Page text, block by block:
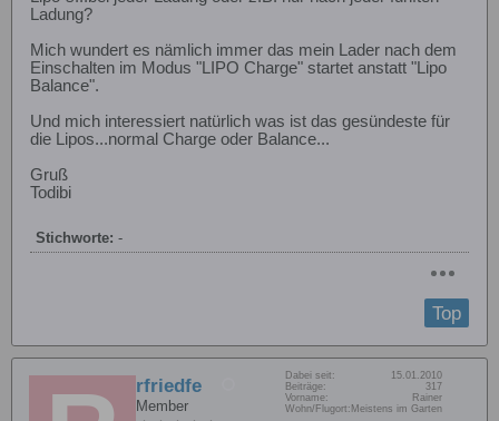
Ladung?
Mich wundert es nämlich immer das mein Lader nach dem
Einschalten im Modus "LIPO Charge" startet anstatt "Lipo
Balance".
Und mich interessiert natürlich was ist das gesündeste für
die Lipos...normal Charge oder Balance...
Gruß
Todibi
Stichworte: -
Top
rfriedfe
Member
Dabei seit:
15.01.2010
Beiträge:
317
Vorname:
Rainer
Wohn/Flugort: Meistens im Garten